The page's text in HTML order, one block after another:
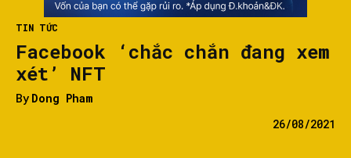
TIN TỨC
Facebook ‘chắc chắn đang xem
xét’ NFT
By Dong Pham
26/08/2021